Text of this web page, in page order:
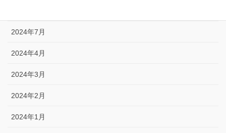
2024年7月
2024年4月
2024年3月
2024年2月
2024年1月